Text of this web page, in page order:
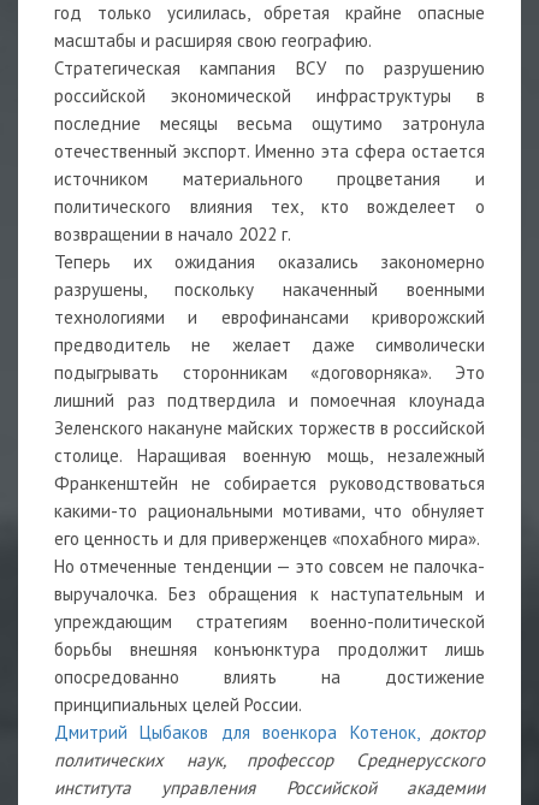
год только усилилась, обретая крайне опасные
масштабы и расширяя свою географию.
Стратегическая кампания ВСУ по разрушению
российской экономической инфраструктуры в
последние месяцы весьма ощутимо затронула
отечественный экспорт. Именно эта сфера остается
источником материального процветания и
политического влияния тех, кто вожделеет о
возвращении в начало 2022 г.
Теперь их ожидания оказались закономерно
разрушены, поскольку накаченный военными
технологиями и еврофинансами криворожский
предводитель не желает даже символически
подыгрывать сторонникам «договорняка». Это
лишний раз подтвердила и помоечная клоунада
Зеленского накануне майских торжеств в российской
столице. Наращивая военную мощь, незалежный
Франкенштейн не собирается руководствоваться
какими-то рациональными мотивами, что обнуляет
его ценность и для приверженцев «похабного мира».
Но отмеченные тенденции — это совсем не палочка-
выручалочка. Без обращения к наступательным и
упреждающим стратегиям военно-политической
борьбы внешняя конъюнктура продолжит лишь
опосредованно влиять на достижение
принципиальных целей России.
Дмитрий Цыбаков для военкора Котенок, доктор
политических наук, профессор Среднерусского
института управления Российской академии